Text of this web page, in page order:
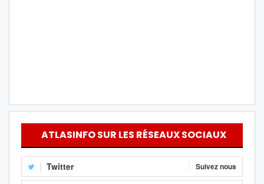
ATLASINFO SUR LES RÉSEAUX SOCIAUX
Twitter Suivez nous